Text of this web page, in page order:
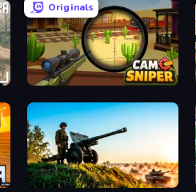
Originals
Camo Sniper
Artillery Vs Tanks